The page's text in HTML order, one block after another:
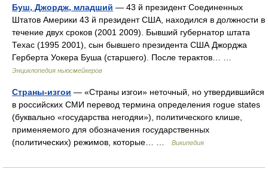
Буш, Джордж, младший — 43 й президент Соединенных
Штатов Америки 43 й президент США, находился в должности в
течение двух сроков (2001 2009). Бывший губернатор штата
Техас (1995 2001), сын бывшего президента США Джорджа
Герберта Уокера Буша (старшего). После терактов… …
Энциклопедия ньюсмейкеров
Страны-изгои — «Страны изгои» неточный, но утвердившийся
в российских СМИ перевод термина определения rogue states
(буквально «государства негодяи»), политического клише,
применяемого для обозначения государственных
(политических) режимов, которые… …
Википедия